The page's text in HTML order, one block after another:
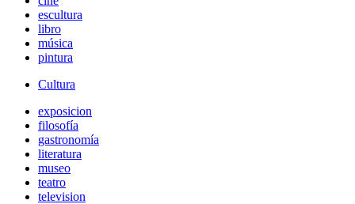
escultura
libro
música
pintura
Cultura
exposicion
filosofía
gastronomía
literatura
museo
teatro
television